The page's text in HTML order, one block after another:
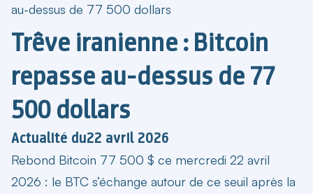
au-dessus de 77 500 dollars
Trêve iranienne : Bitcoin
repasse au-dessus de 77
500 dollars
Actualité du22 avril 2026
Rebond Bitcoin 77 500 $ ce mercredi 22 avril
2026 : le BTC s’échange autour de ce seuil après la